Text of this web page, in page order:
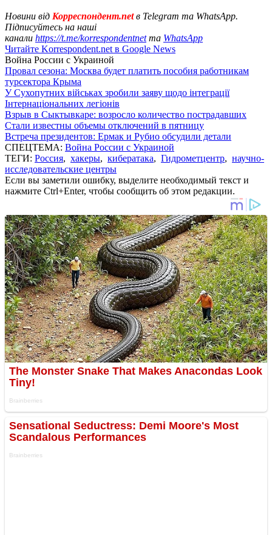
Новини від Корреспондент.netв Telegram та WhatsApp.
Підписуйтесь на наші
канали https://t.me/korrespondentnetта WhatsApp
Читайте Korrespondent.net в Google News
Война России с Украиной
Провал сезона: Москва будет платить пособия работникам
турсектора Крыма
У Сухопутних військах зробили заяву щодо інтеграції
Інтернаціональних легіонів
Взрыв в Сыктывкаре: возросло количество пострадавших
Стали известны объемы отключений в пятницу
Встреча президентов: Ермак и Рубио обсудили детали
СПЕЦТЕМА: Война России с Украиной
ТЕГИ: Россия, хакеры, кибератака, Гидрометцентр, научно-
исследовательские центры
Если вы заметили ошибку, выделите необходимый текст и
нажмите Ctrl+Enter, чтобы сообщить об этом редакции.